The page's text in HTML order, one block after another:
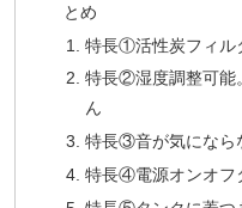
とめ
特長①活性炭フィル
特長②湿度調整可能
ん
特長③音が気になら
特長④電源オンオフ